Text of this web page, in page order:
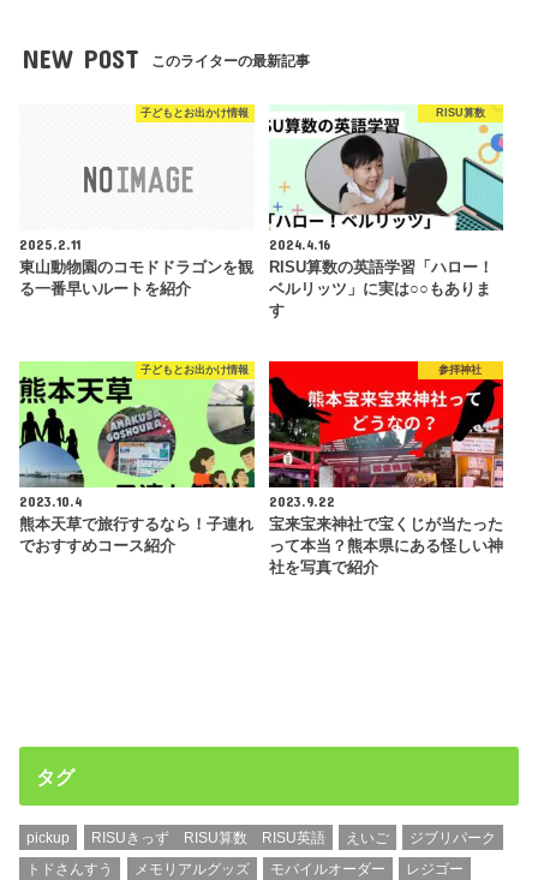
NEW POST このライターの最新記事
子どもとお出かけ情報
2025.2.11
東山動物園のコモドドラゴンを観
る一番早いルートを紹介
RISU算数
2024.4.16
RISU算数の英語学習「ハロー！
ベルリッツ」に実は○○もありま
す
子どもとお出かけ情報
2023.10.4
熊本天草で旅行するなら！子連れ
でおすすめコース紹介
参拝神社
2023.9.22
宝来宝来神社で宝くじが当たった
って本当？熊本県にある怪しい神
社を写真で紹介
タグ
pickup RISUきっず RISU算数 RISU英語 えいご
ジブリパーク
トドさんすう
メモリアルグッズ モバイルオーダー
レジゴー